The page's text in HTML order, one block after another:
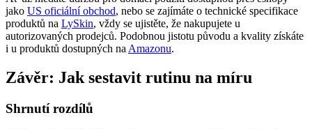
jako US oficiální obchod, nebo se zajímáte o technické specifikace
produktů na LySkin, vždy se ujistěte, že nakupujete u
autorizovaných prodejců. Podobnou jistotu původu a kvality získáte
i u produktů dostupných na Amazonu.
Závěr: Jak sestavit rutinu na míru
Shrnutí rozdílů